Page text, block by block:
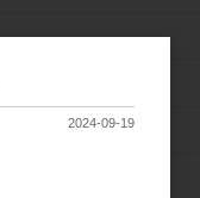
2024-09-19